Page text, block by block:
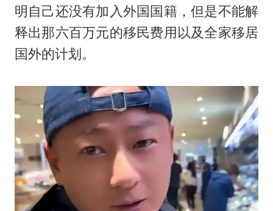
明自己还没有加入外国国籍，但是不能解
释出那六百万元的移民费用以及全家移居
国外的计划。